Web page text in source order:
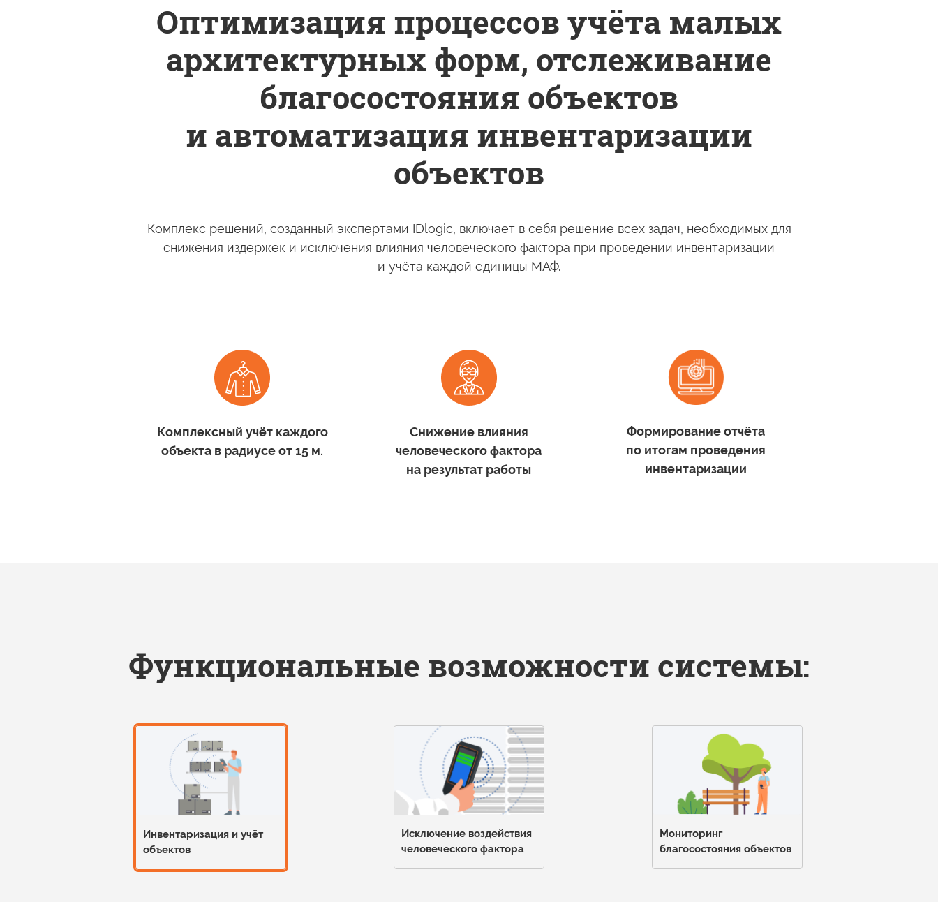
Оптимизация процессов учёта малых
архитектурных форм, отслеживание
благосостояния объектов
и автоматизация инвентаризации
объектов
Комплекс решений, созданный экспертами IDlogic, включает в себя решение всех задач, необходимых для
снижения издержек и исключения влияния человеческого фактора при проведении инвентаризации
и учёта каждой единицы МАФ.
Комплексный учёт каждого
объекта в радиусе от 15 м.
Снижение влияния
человеческого фактора
на результат работы
Формирование отчёта
по итогам проведения
инвентаризации
Функциональные возможности системы:
Инвентаризация и учёт
объектов
Исключение воздействия
человеческого фактора
Мониторинг
благосостояния объектов